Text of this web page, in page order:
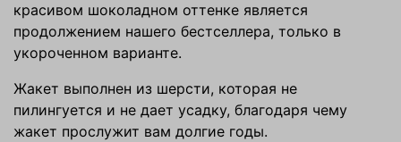
красивом шоколадном оттенке является
продолжением нашего бестселлера, только в
укороченном варианте.
Жакет выполнен из шерсти, которая не
пилингуется и не дает усадку, благодаря чему
жакет прослужит вам долгие годы.